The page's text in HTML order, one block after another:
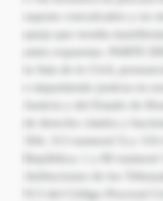
República; 1 y 80
913 del Código Procesal